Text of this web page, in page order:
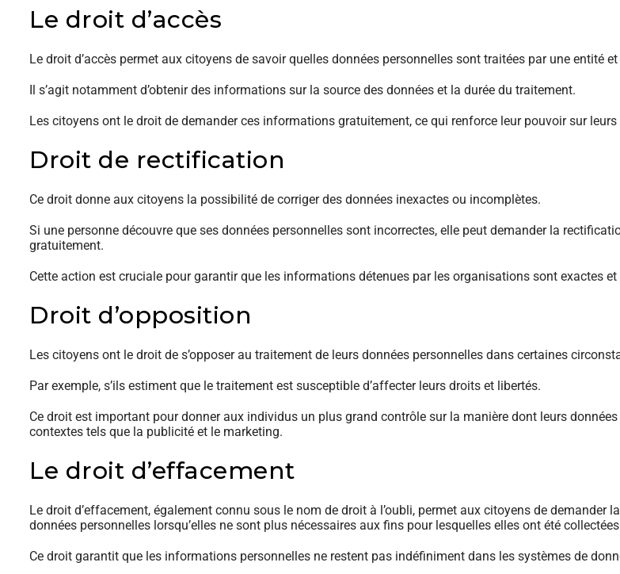
Le droit d’accès
Le droit d’accès permet aux citoyens de savoir quelles données personnelles sont traitées par une entité
Il s’agit notamment d’obtenir des informations sur la source des données et la durée du traitement.
Les citoyens ont le droit de demander ces informations gratuitement, ce qui renforce leur pouvoir sur
Droit de rectification
Ce droit donne aux citoyens la possibilité de corriger des données inexactes ou incomplètes.
Si une personne découvre que ses données personnelles sont incorrectes, elle peut demander la
gratuitement.
Cette action est cruciale pour garantir que les informations détenues par les organisations sont exactes et
Droit d’opposition
Les citoyens ont le droit de s’opposer au traitement de leurs données personnelles dans certaines
Par exemple, s’ils estiment que le traitement est susceptible d’affecter leurs droits et libertés.
Ce droit est important pour donner aux individus un plus grand contrôle sur la manière dont leurs
contextes tels que la publicité et le marketing.
Le droit d’effacement
Le droit d’effacement, également connu sous le nom de droit à l’oubli, permet aux citoyens de demander
données personnelles lorsqu’elles ne sont plus nécessaires aux fins pour lesquelles elles ont été
Ce droit garantit que les informations personnelles ne restent pas indéfiniment dans les systèmes de